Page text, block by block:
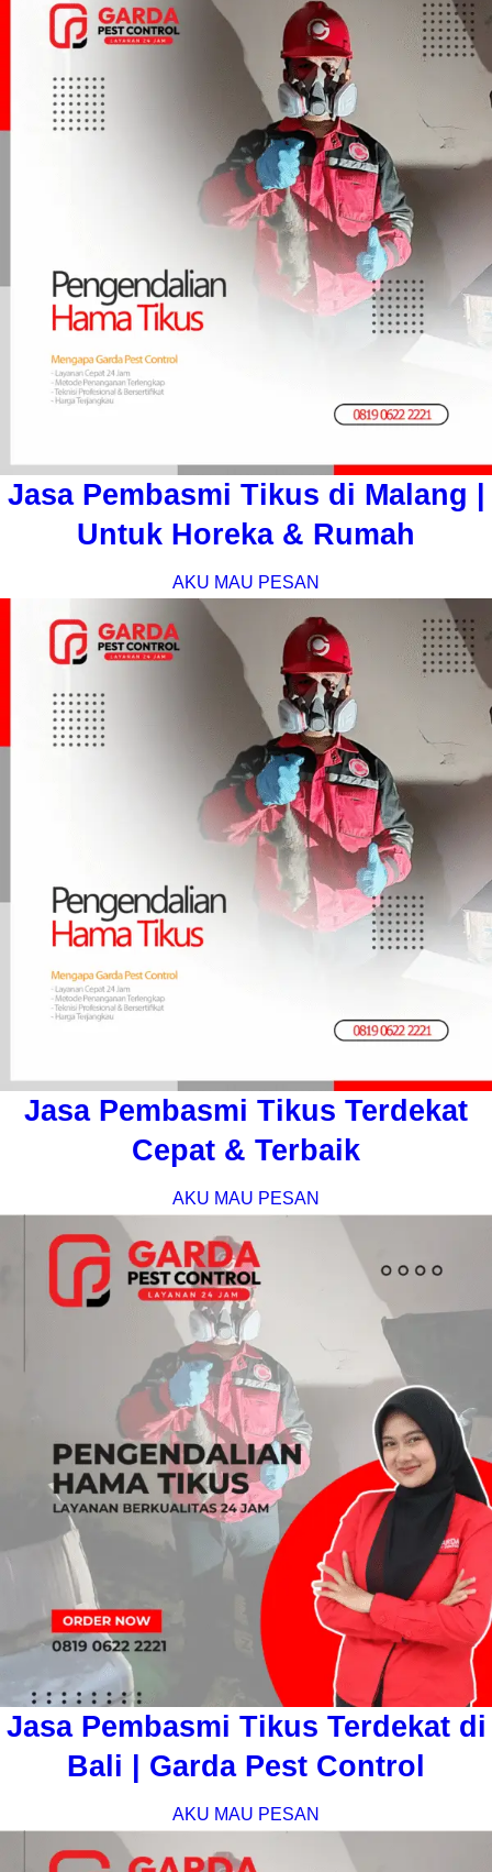
Jasa Pembasmi Tikus di Malang |
Untuk Horeka & Rumah
AKU MAU PESAN
Jasa Pembasmi Tikus Terdekat
Cepat & Terbaik
AKU MAU PESAN
Jasa Pembasmi Tikus Terdekat di
Bali | Garda Pest Control
AKU MAU PESAN